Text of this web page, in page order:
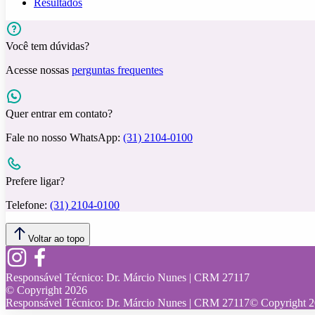
Resultados
Você tem dúvidas?
Acesse nossas perguntas frequentes
Quer entrar em contato?
Fale no nosso WhatsApp: (31) 2104-0100
Prefere ligar?
Telefone: (31) 2104-0100
Voltar ao topo
Responsável Técnico: Dr. Márcio Nunes | CRM 27117
© Copyright 2026
Responsável Técnico: Dr. Márcio Nunes | CRM 27117© Copyright